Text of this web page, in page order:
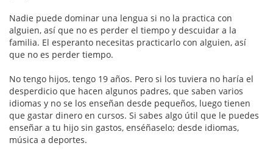
Nadie puede dominar una lengua si no la practica con
alguien, así que no es perder el tiempo y descuidar a la
familia. El esperanto necesitas practicarlo con alguien, así
que no es perder tiempo.
No tengo hijos, tengo 19 años. Pero si los tuviera no haría el
desperdicio que hacen algunos padres, que saben varios
idiomas y no se los enseñan desde pequeños, luego tienen
que gastar dinero en cursos. Si sabes algo útil que le puedes
enseñar a tu hijo sin gastos, enséñaselo; desde idiomas,
música a deportes.